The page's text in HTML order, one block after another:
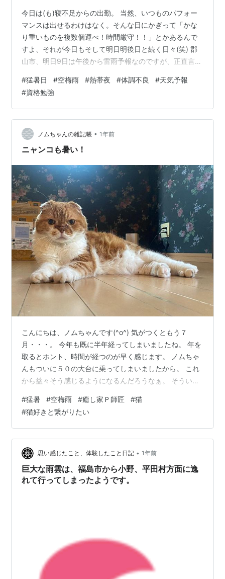
今日は(も)寝不足からの出勤。 当然、いつものパフォー
マンスは出せるわけはなく。そんな日にかぎって「かな
り重いものを複数個運べ！時間厳守！！」とかあるんで
すよ、それが今日もそして明日明後日と続く日々(笑) 郡
山市、明日9日は午後から雷雨予報なのですが、正直言う
予報はあったのですが、雨は降らず、ゴロゴロ鳴って終
わり。そして平田町に大雨洪水警報が発令。 期待はせず
いつも通り、気温の下がらない夕方、夜によく晴れた空
を見上げて睨む予定です・・・。 7月9日の天気予報 週間
天気は信頼性がより低くなります、いつもコロコロ変わ
るし。 郡山市上空、今週も降り…
#猛暑日 #空梅雨 #熱帯夜 #体調不良 #天気予報
#資格勉強
ノムちゃんの雑記帳 • 1年前
ニャンコも暑い！
こんにちは、ノムちゃんです(^o^) 気がつくともう７
月・・・。 今年も既に半年経ってしまいましたね。 年を
取るとホント、時間が経つのが早く感じます。 ノムちゃ
んもついに５０の大台に乗ってしまいましたから。 これ
から益々そう感じるようになるんだろうなぁ。 そういえ
では梅雨明けしましたが、関東は一応まだ梅雨明けして
ないハズなんですけどね。 局地的には大雨が降ったりし
てるみたいですが、ノムちゃん家の周辺ではほとんど雨
が降っていないように感じられます。 こう毎日暑いと少
しは雨が降ってほしいと思うのはノムちゃんだけですか
ねぇ(-_-;) さて、こう暑…
#猛暑 #空梅雨 #癒し家Ｐ師匠 #猫
#猫好きと繋がりたい
思い感じたこと、体験したこと日記 • 1年前
巨大な雨雲は、福島市から小野、平田村方面に逸
れて行ってしまったようです。